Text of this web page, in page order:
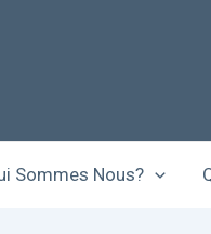
Sommes Nous?